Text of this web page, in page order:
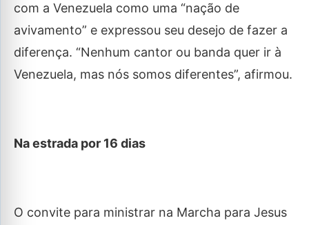
com a Venezuela como uma “nação de
avivamento” e expressou seu desejo de fazer a
diferença. “Nenhum cantor ou banda quer ir à
Venezuela, mas nós somos diferentes”, afirmou.
Na estrada por 16 dias
O convite para ministrar na Marcha para Jesus